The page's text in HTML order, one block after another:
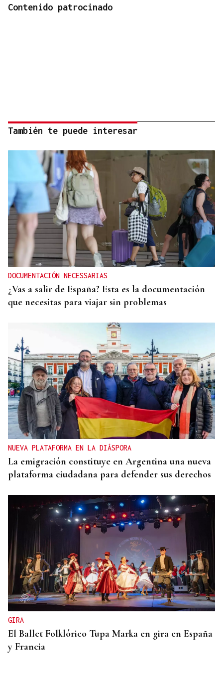
Contenido patrocinado
También te puede interesar
DOCUMENTACIÓN NECESSARIAS
¿Vas a salir de España? Esta es la documentación
que necesitas para viajar sin problemas
NUEVA PLATAFORMA EN LA DIÁSPORA
La emigración constituye en Argentina una nueva
plataforma ciudadana para defender sus derechos
GIRA
El Ballet Folklórico Tupa Marka en gira en España
y Francia